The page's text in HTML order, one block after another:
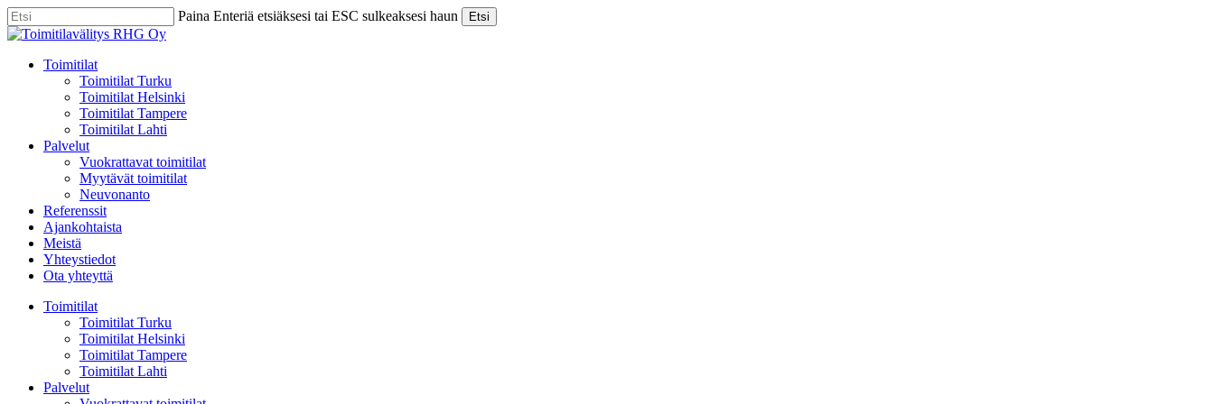
Skip
to
content
Paina Enteriä etsiäksesi tai ESC sulkeaksesi haun Etsi
Close
Menu
Toimitilat
Toimitilat Turku
Toimitilat Helsinki
Toimitilat Tampere
Toimitilat Lahti
Palvelut
Vuokrattavat toimitilat
Myytävät toimitilat
Neuvonanto
Referenssit
Ajankohtaista
Meistä
Yhteystiedot
Ota yhteyttä
Toimitilat
Toimitilat Turku
Toimitilat Helsinki
Toimitilat Tampere
Toimitilat Lahti
Palvelut